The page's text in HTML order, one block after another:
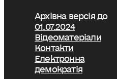
Архівна версія до
01.07.2024
Відеоматеріали
Контакти
Електронна
демократія